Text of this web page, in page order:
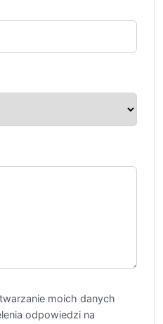
moich danych
odpowiedzi na